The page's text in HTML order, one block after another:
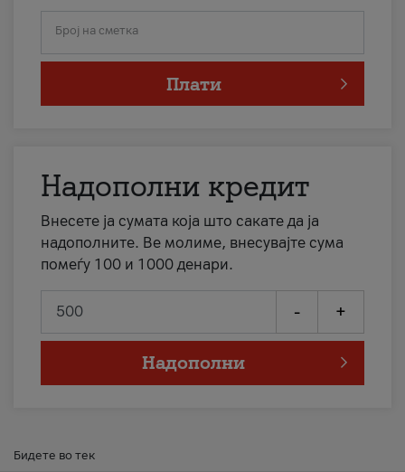
Број на сметка
Плати
Надополни кредит
Внесете ја сумата која што сакате да ја
надополните. Ве молиме, внесувајте сума
помеѓу 100 и 1000 денари.
- +
Надополни
Бидете во тек